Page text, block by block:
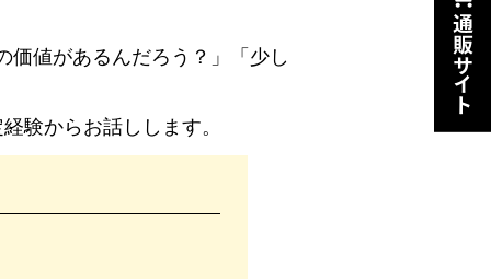
価値があるんだろう？」「少し
験からお話しします。